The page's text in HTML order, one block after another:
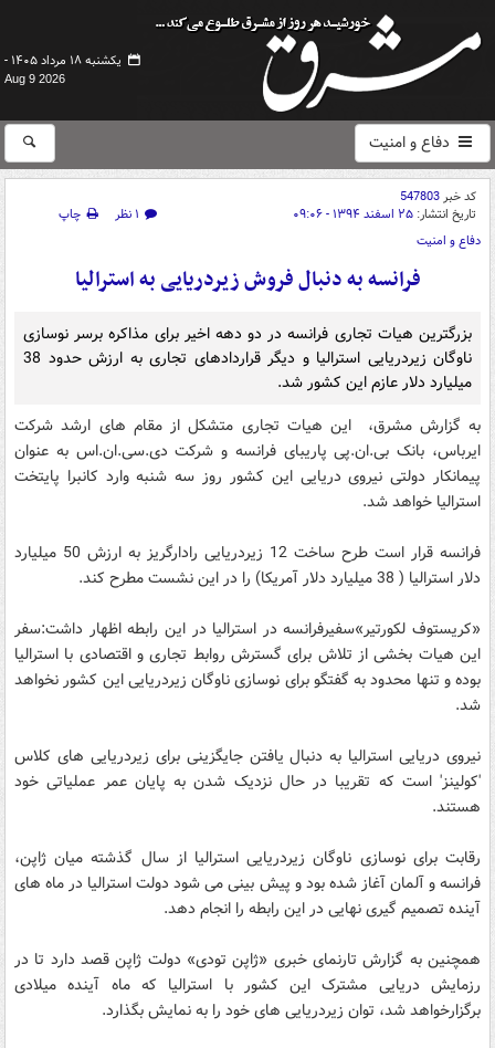
یکشنبه ۱۸ مرداد ۱۴۰۵ -
Aug 9 2026
دفاع و امنیت
کد خبر547803
تاریخ انتشار: ۲۵ اسفند ۱۳۹۴ - ۰۹:۰۶ ۱ نظر
چاپ
دفاع و امنیت
فرانسه به دنبال فروش زیردریایی به استرالیا
بزرگترین هیات تجاری فرانسه در دو دهه اخیر برای مذاکره برسر نوسازی
ناوگان زیردریایی استرالیا و دیگر قراردادهای تجاری به ارزش حدود 38
میلیارد دلار عازم این کشور شد.
به گزارش مشرق، این هیات تجاری متشکل از مقام های ارشد شرکت
ایرباس، بانک بی.ان.پی پاریبای فرانسه و شرکت دی.سی.ان.اس به عنوان
پیمانکار دولتی نیروی دریایی این کشور روز سه شنبه وارد کانبرا پایتخت
استرالیا خواهد شد.
فرانسه قرار است طرح ساخت 12 زیردریایی رادارگریز به ارزش 50 میلیارد
دلار استرالیا ( 38 میلیارد دلار آمریکا) را در این نشست مطرح کند.
«کریستوف لکورتیر»سفیرفرانسه در استرالیا در این رابطه اظهار داشت:سفر
این هیات بخشی از تلاش برای گسترش روابط تجاری و اقتصادی با استرالیا
بوده و تنها محدود به گفتگو برای نوسازی ناوگان زیردریایی این کشور نخواهد
شد.
نیروی دریایی استرالیا به دنبال یافتن جایگزینی برای زیردریایی های کلاس
'کولینز' است که تقریبا در حال نزدیک شدن به پایان عمر عملیاتی خود
هستند.
رقابت برای نوسازی ناوگان زیردریایی استرالیا از سال گذشته میان ژاپن،
فرانسه و آلمان آغاز شده بود و پیش بینی می شود دولت استرالیا در ماه های
آینده تصمیم گیری نهایی در این رابطه را انجام دهد.
همچنین به گزارش تارنمای خبری «ژاپن تودی» دولت ژاپن قصد دارد تا در
رزمایش دریایی مشترک این کشور با استرالیا که ماه آینده میلادی
برگزارخواهد شد، توان زیردریایی های خود را به نمایش بگذارد.